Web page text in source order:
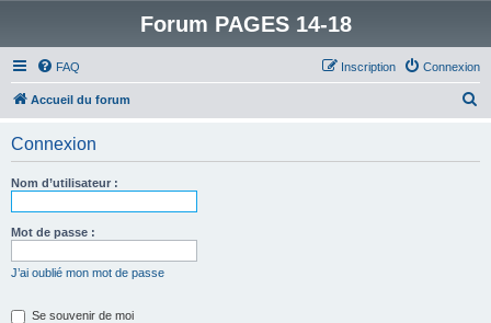
Forum PAGES 14-18
FAQ Connexion
Inscription
Accueil du forum
Connexion
Nom d’utilisateur :
Mot de passe :
J’ai oublié mon mot de passe
Se souvenir de moi